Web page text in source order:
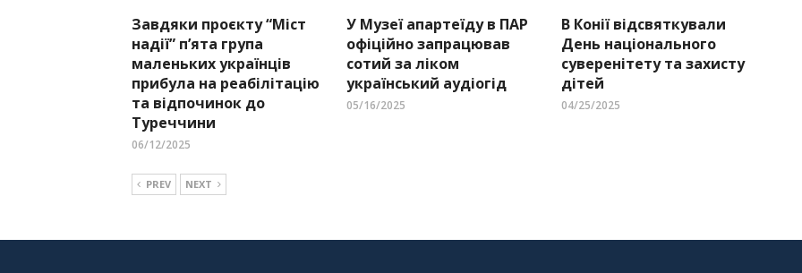
Завдяки проєкту “Міст
надії” п’ята група
маленьких українців
прибула на реабілітацію
та відпочинок до
Туреччини
06/12/2025
У Музеї апартеїду в ПАР
офіційно запрацював
сотий за ліком
український аудіогід
05/16/2025
В Конії відсвяткували
День національного
суверенітету та захисту
дітей
04/25/2025
PREV NEXT